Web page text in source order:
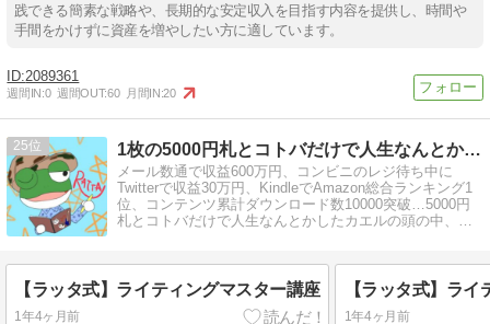
践できる簡素な戦略や、長期的な安定収入を目指す内容を提供し、時間や
手間をかけずに資産を増やしたい方に適しています。
2089361
週間IN:0 週間OUT:60 月間IN:20
25 1枚の5000円札とコトバだけで人生なんとかしたカエル
メール数通で収益600万円、コンビニのレジ待ち中に
Twitterで収益30万円、KindleでAmazon総合ランキング1
位、コンテンツ累計ダウンロード数10000突破…5000円
札とコトバだけで人生なんとかしたカエルの頭の中、覗
【ラッタ式】ライティングマスター講座
1年4ヶ月前
【ラッタ式】ラ
1年4ヶ月前